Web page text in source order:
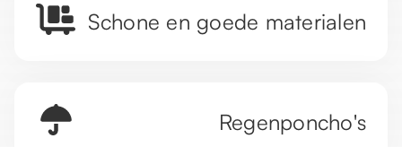
Schone en goede materialen
Regenponcho's